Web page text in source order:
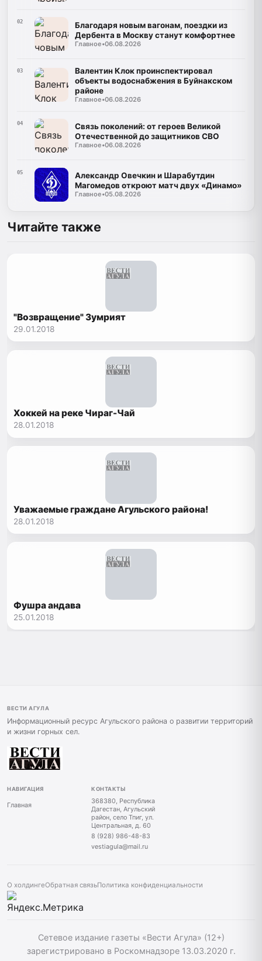
02
Благодаря новым вагонам, поездки из
Дербента в Москву станут комфортнее
Главное•06.08.2026
03
Валентин Клок проинспектировал
объекты водоснабжения в Буйнакском
районе
Главное•06.08.2026
04
Связь поколений: от героев Великой
Отечественной до защитников СВО
Главное•06.08.2026
05
Александр Овечкин и Шарабутдин
Магомедов откроют матч двух «Динамо»
Главное•05.08.2026
Читайте также
"Возвращение" Зумрият
29.01.2018
Хоккей на реке Чираг-Чай
28.01.2018
Уважаемые граждане Агульского района!
28.01.2018
Фушра андава
25.01.2018
ВЕСТИ АГУЛА
Информационный ресурс Агульского района о развитии территорий
и жизни горных сел.
НАВИГАЦИЯ
Главная
КОНТАКТЫ
368380, Республика
Дагестан, Агульский
район, село Тпиг, ул.
Центральная, д. 60
8 (928) 986-48-83
vestiagula@mail.ru
О холдингеОбратная связьПолитика конфиденциальности
Сетевое издание газеты «Вести Агула» (12+)
зарегистрировано в Роскомнадзоре 13.03.2020 г.